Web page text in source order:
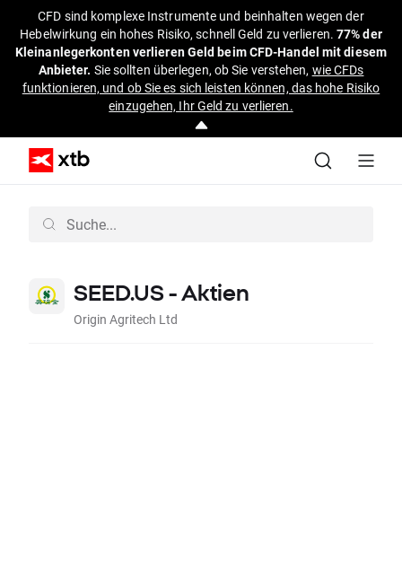
CFD sind komplexe Instrumente und beinhalten wegen der
Hebelwirkung ein hohes Risiko, schnell Geld zu verlieren.77% der
Kleinanlegerkonten verlieren Geld beim CFD-Handel mit diesem
Anbieter. Sie sollten überlegen, ob Sie verstehen, wie CFDs
funktionieren, und ob Sie es sich leisten können, das hohe Risiko
einzugehen, Ihr Geld zu verlieren.
SEED.US - Aktien
Origin Agritech Ltd